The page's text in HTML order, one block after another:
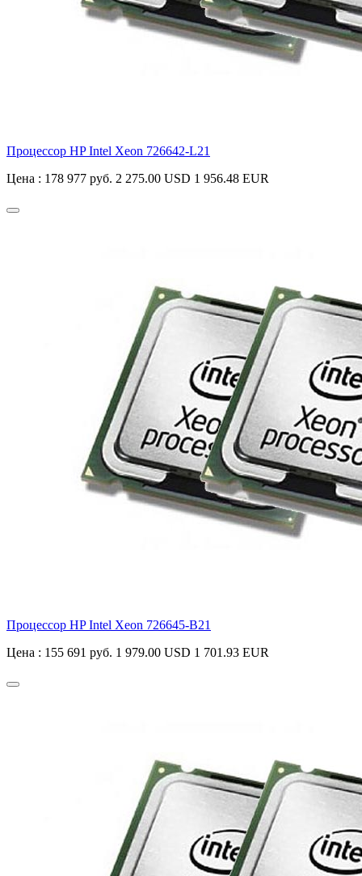
Процессор HP Intel Xeon 726642-L21
Цена : 178 977 руб. 2 275.00 USD 1 956.48 EUR
Процессор HP Intel Xeon 726645-B21
Цена : 155 691 руб. 1 979.00 USD 1 701.93 EUR